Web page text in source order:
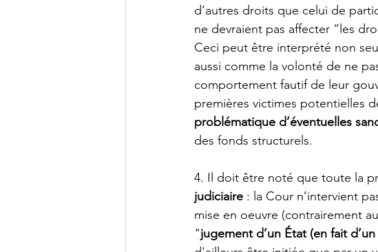
d’autres droits que celui de
ne devraient pas affecter “les
Ceci peut être interprété non
aussi comme la volonté de ne
comportement fautif de leur
premières victimes potentielles
problématique d’éventuelles
des fonds structurels.
4. Il doit être noté que toute la
judiciaire : la Cour n’intervient
mise en oeuvre (contrairement
"jugement d’un État (en fait